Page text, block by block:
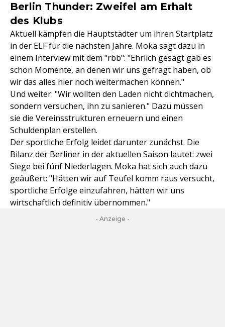
Berlin Thunder: Zweifel am Erhalt
des Klubs
Aktuell kämpfen die Hauptstädter um ihren Startplatz
in der ELF für die nächsten Jahre. Moka sagt dazu in
einem Interview mit dem "rbb": "Ehrlich gesagt gab es
schon Momente, an denen wir uns gefragt haben, ob
wir das alles hier noch weitermachen können."
Und weiter: "Wir wollten den Laden nicht dichtmachen,
sondern versuchen, ihn zu sanieren." Dazu müssen
sie die Vereinsstrukturen erneuern und einen
Schuldenplan erstellen.
Der sportliche Erfolg leidet darunter zunächst. Die
Bilanz der Berliner in der aktuellen Saison lautet: zwei
Siege bei fünf Niederlagen. Moka hat sich auch dazu
geäußert: "Hätten wir auf Teufel komm raus versucht,
sportliche Erfolge einzufahren, hätten wir uns
wirtschaftlich definitiv übernommen."
- Anzeige -